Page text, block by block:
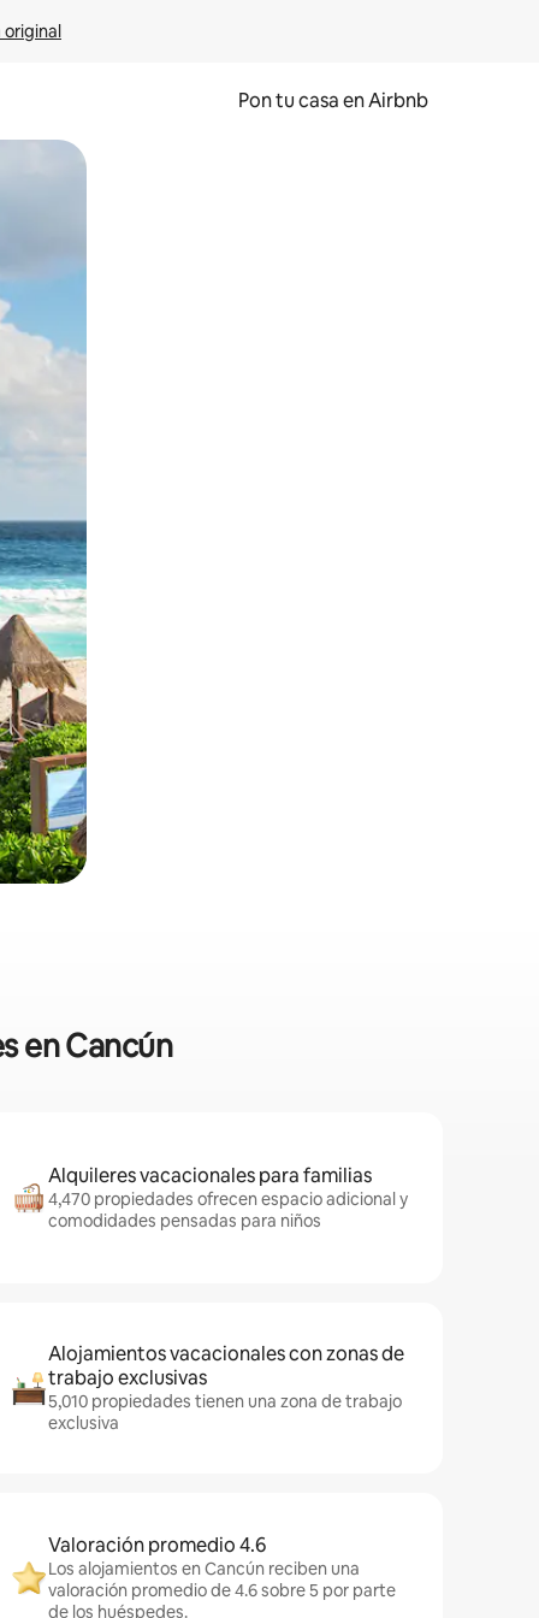
original
Pon tu casa en Airbnb
desliza el dedo.
en Cancún
Alquileres vacacionales para familias
4,470 propiedades ofrecen espacio adicional y
comodidades pensadas para niños
Alojamientos vacacionales con zonas de
trabajo exclusivas
5,010 propiedades tienen una zona de trabajo
exclusiva
Valoración promedio 4.6
Los alojamientos en Cancún reciben una
valoración promedio de 4.6 sobre 5 por parte
de los huéspedes.